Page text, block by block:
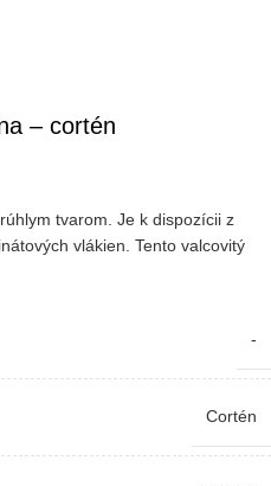
– cortén
tvarom. Je k dispozícii z
vlákien. Tento valcovitý
-
Cortén